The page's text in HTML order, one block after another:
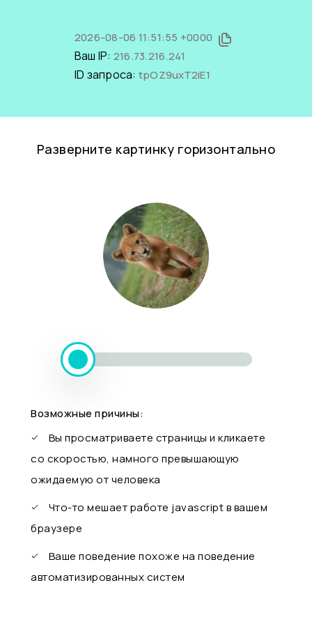
2026-08-06 11:51:55 +0000
Ваш IP: 216.73.216.241
ID запроса: tpOZ9uxT2iE1
Разверните картинку горизонтально
Возможные причины:
Вы просматриваете страницы и кликаете
со скоростью, намного превышающую
ожидаемую от человека
Что-то мешает работе javascript в вашем
браузере
Ваше поведение похоже на поведение
автоматизированных систем